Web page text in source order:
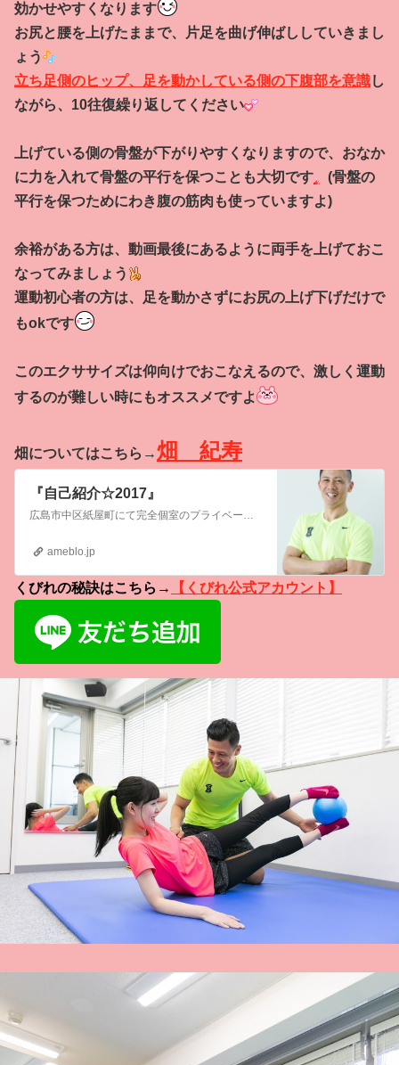
効かせやすくなります
お尻と腰を上げたままで、片足を曲げ伸ばししていきまし
ょう
立ち足側のヒップ、足を動かしている側の下腹部を意識し
ながら、10往復繰り返してください
上げている側の骨盤が下がりやすくなりますので、おなか
に力を入れて骨盤の平行を保つことも大切です
(骨盤の
平行を保つためにわき腹の筋肉も使っていますよ)
余裕がある方は、動画最後にあるように両手を上げておこ
なってみましょう
運動初心者の方は、足を動かさずにお尻の上げ下げだけで
もokです
このエクササイズは仰向けでおこなえるので、激しく運動
するのが難しい時にもオススメですよ
畑についてはこちら →畑 紀寿
『自己紹介☆2017』
広島市中区紙屋町にて完全個室のプライベート空間でマンツーマントレーニングを営むパーソナルトレーナーの畑紀寿ですvol.1516皆様、こんにちは毎日ブログを書い…
ameblo.jp
くびれの秘訣はこちら→ 【くびれ公式アカウント】